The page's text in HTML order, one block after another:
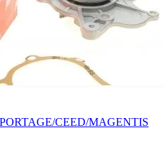
CEED/MAGENTIS